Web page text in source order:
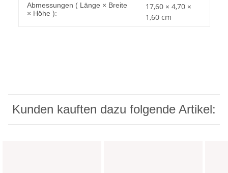
Abmessungen ( Länge × Breite
× Höhe ):
17,60 × 4,70 ×
1,60 cm
Kunden kauften dazu folgende Artikel: